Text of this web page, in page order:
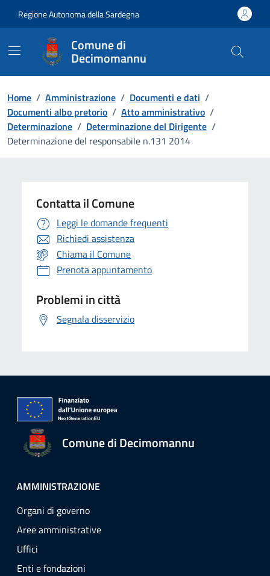
Regione Autonoma della Sardegna
Comune di
Decimomannu
Home / Amministrazione / Documenti e dati /
Documenti albo pretorio / Atto amministrativo /
Determinazione / Determinazione del Dirigente /
Determinazione del responsabile n.131 2014
Contatta il Comune
Leggi le domande frequenti
Richiedi assistenza
Chiama il Comune
Prenota appuntamento
Problemi in città
Segnala disservizio
Comune di Decimomannu
AMMINISTRAZIONE
Organi di governo
Aree amministrative
Uffici
Enti e fondazioni